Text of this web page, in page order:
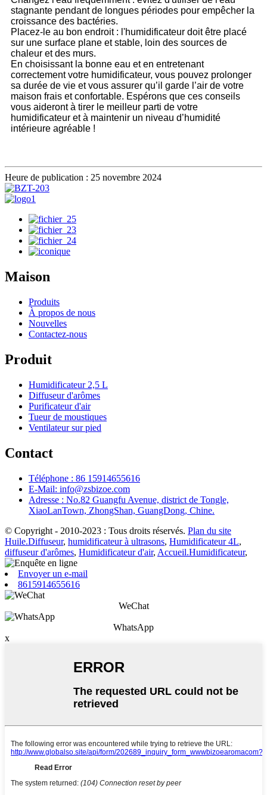
stagnante pendant de longues périodes pour empêcher la
croissance des bactéries.
Placez-le au bon endroit : l'humidificateur doit être placé
sur une surface plane et stable, loin des sources de
chaleur et des murs.
En choisissant la bonne eau et en entretenant
correctement votre humidificateur, vous pouvez prolonger
sa durée de vie et vous assurer qu’il garde l’air de votre
maison frais et confortable. Espérons que ces conseils
vous aideront à tirer le meilleur parti de votre
humidificateur et à maintenir un niveau d’humidité
intérieure agréable !
Heure de publication : 25 novembre 2024
Maison
Produits
À propos de nous
Nouvelles
Contactez-nous
Produit
Humidificateur 2,5 L
Diffuseur d'arômes
Purificateur d'air
Tueur de moustiques
Ventilateur sur pied
Contact
Téléphone : 86 15914655616
E-Mail: info@zsbizoe.com
Adresse : No.82 Guangfu Avenue, district de Tongle,
XiaoLanTown, ZhongShan, GuangDong, Chine.
© Copyright - 2010-2023 : Tous droits réservés. Plan du site
Huile.Diffuseur, humidificateur à ultrasons, Humidificateur 4L,
diffuseur d'arômes, Humidificateur d'air, Accueil.Humidificateur,
Envoyer un e-mail
8615914655616
WeChat
WhatsApp
x